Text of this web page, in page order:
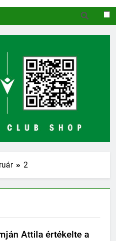
2
Attila értékelte a